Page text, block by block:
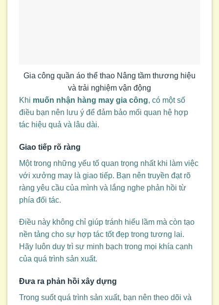
Gia công quần áo thể thao Nâng tầm thương hiệu
và trải nghiệm vận động
Khi muốn nhận hàng may gia công, có một số
điều bạn nên lưu ý để đảm bảo mối quan hệ hợp
tác hiệu quả và lâu dài.
Giao tiếp rõ ràng
Một trong những yếu tố quan trọng nhất khi làm việc
với xưởng may là giao tiếp. Bạn nên truyền đạt rõ
ràng yêu cầu của mình và lắng nghe phản hồi từ
phía đối tác.
Điều này không chỉ giúp tránh hiểu lầm mà còn tạo
nền tảng cho sự hợp tác tốt đẹp trong tương lai.
Hãy luôn duy trì sự minh bạch trong mọi khía cạnh
của quá trình sản xuất.
Đưa ra phản hồi xây dựng
Trong suốt quá trình sản xuất, bạn nên theo dõi và